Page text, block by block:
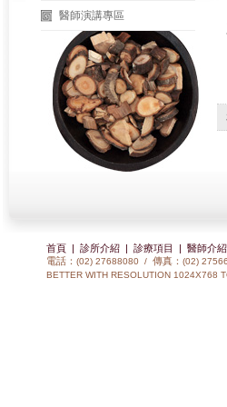
醫師演講專區
首頁| 診所介紹| 診療項目 | 醫師介紹
電話： (02) 27688080 / 傳真： (02)
BETTER WITH RESOLUTION 1024X768